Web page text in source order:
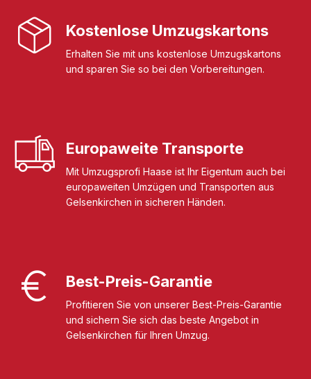
Kostenlose Umzugskartons
Erhalten Sie mit uns kostenlose Umzugskartons
und sparen Sie so bei den Vorbereitungen.
Europaweite Transporte
Mit Umzugsprofi Haase ist Ihr Eigentum auch bei
europaweiten Umzügen und Transporten aus
Gelsenkirchen in sicheren Händen.
Best-Preis-Garantie
Profitieren Sie von unserer Best-Preis-Garantie
und sichern Sie sich das beste Angebot in
Gelsenkirchen für Ihren Umzug.